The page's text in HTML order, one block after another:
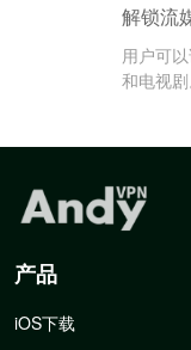
解锁流
用户可
和电视剧
产品
iOS下载